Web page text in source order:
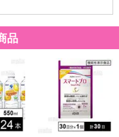
うんしゅうみかん果汁、水飴、食塩／酸
塩化カリウム、カロテノイド色素、ビタ
造)、ぶどう果汁、水飴、食塩／酸味
ウム、香料、着色料(ムラサキイモ色
品